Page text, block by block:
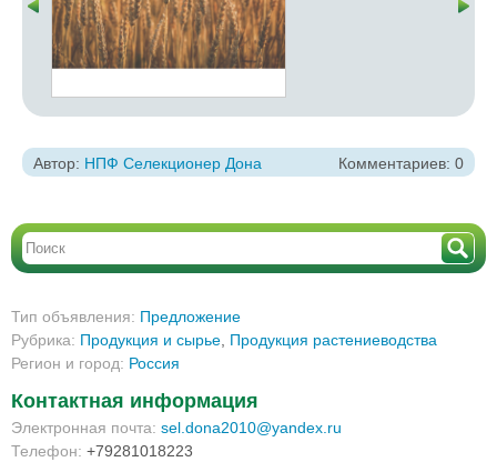
Автор: НПФ Селекционер Дона Комментариев: 0
Тип объявления: Предложение
Рубрика: Продукция и сырье Продукция растениеводства
Регион и город: Россия
Контактная информация
Электронная почта: sel.dona2010@yandex.ru
Телефон: +79281018223